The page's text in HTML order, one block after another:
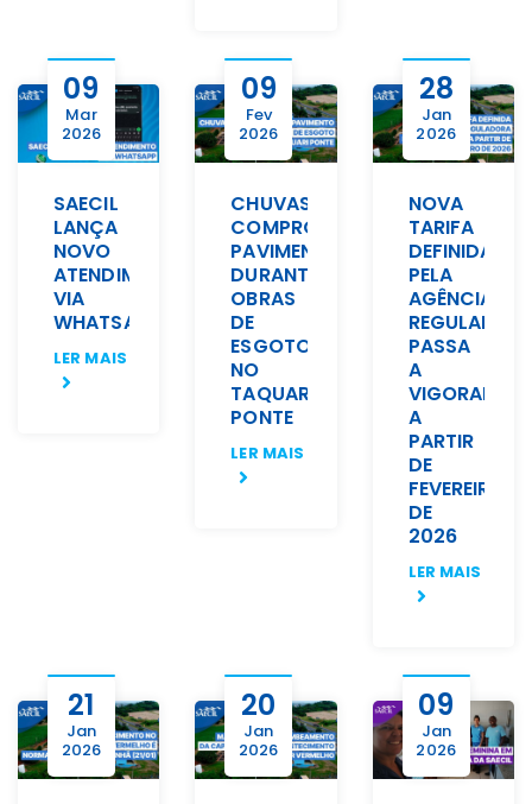
09
Mar
2026
SAECIL
LANÇA
NOVO
ATENDIMENTO
VIA
WHATSAPP
LER MAIS
09
Fev
2026
CHUVAS
COMPROMETEM
PAVIMENTO
DURANTE
OBRAS
DE
ESGOTO
NO
TAQUARI
PONTE
LER MAIS
28
Jan
2026
NOVA
TARIFA
DEFINIDA
PELA
AGÊNCIA
PASSA
A
VIGORAR
A
PARTIR
DE
FEVEREIRO
DE
2026
LER MAIS
21
Jan
2026
20
Jan
2026
09
Jan
2026